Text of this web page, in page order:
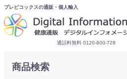
プレビコックスの通販・個人輸入
通話料無料 0120-800-728
商品検索